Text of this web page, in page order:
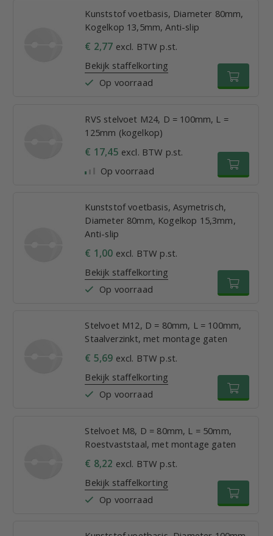
Kunststof voetbasis, Diameter 80mm,
Kogelkop 13,5mm, Anti-slip
€ 2,77 excl. BTW p.st.
Bekijk staffelkorting
Op voorraad
RVS stelvoet M24, D = 100mm, L =
125mm (kogelkop)
€ 17,45 excl. BTW p.st.
Op voorraad
Kunststof voetbasis, Asymetrisch,
Diameter 80mm, Kogelkop 15,3mm,
Anti-slip
€ 1,00 excl. BTW p.st.
Bekijk staffelkorting
Op voorraad
Stelvoet M12, D = 80mm, L = 100mm,
Staalverzinkt, met montage gaten
€ 5,69 excl. BTW p.st.
Bekijk staffelkorting
Op voorraad
Stelvoet M8, D = 80mm, L = 50mm,
Roestvaststaal, met montage gaten
€ 8,22 excl. BTW p.st.
Bekijk staffelkorting
Op voorraad